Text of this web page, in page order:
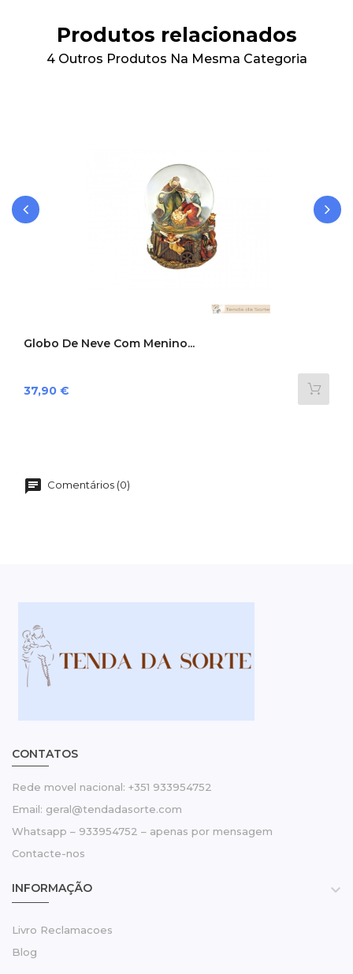
Produtos relacionados
4 Outros Produtos Na Mesma Categoria
Globo De Neve Com Menino...
Preço
37,90 €
Comentários (0)
CONTATOS
Rede movel nacional: +351 933954752
Email: geral@tendadasorte.com
Whatsapp – 933954752 – apenas por mensagem
Contacte-nos
INFORMAÇÃO 
Livro Reclamacoes
Blog